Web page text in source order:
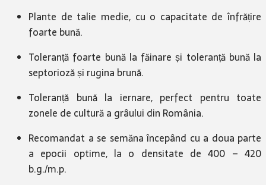
Plante de talie medie, cu o capacitate de înfrățire
foarte bună.
Toleranță foarte bună la făinare și toleranță bună la
septorioză și rugina brună.
Toleranță bună la iernare, perfect pentru toate
zonele de cultură a grâului din România.
Recomandat a se semăna începând cu a doua parte
a epocii optime, la o densitate de 400 – 420
b.g./m.p.